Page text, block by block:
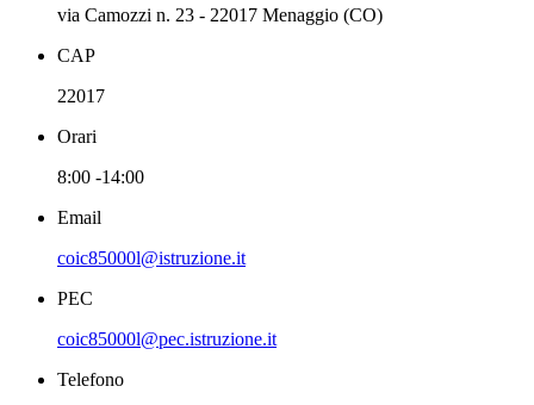
via Camozzi n. 23 - 22017 Menaggio (CO)
CAP
22017
Orari
8:00 -14:00
Email
coic85000l@istruzione.it
PEC
coic85000l@pec.istruzione.it
Telefono